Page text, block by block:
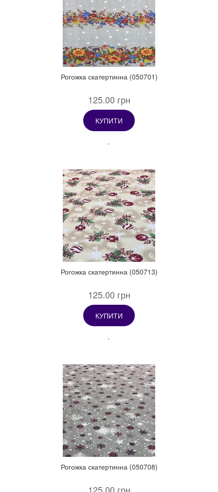
Рогожка скатертинна (050701)
125.00 грн
КУПИТИ
Рогожка скатертинна (050713)
125.00 грн
КУПИТИ
Рогожка скатертинна (050708)